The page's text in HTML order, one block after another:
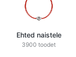
Ehted naistele
3900 toodet